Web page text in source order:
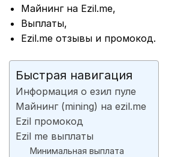
Майнинг на Ezil.me,
Выплаты,
Ezil.me отзывы и промокод.
Быстрая навигация
Информация о езил пуле
Майнинг (mining) на ezil.me
Ezil промокод
Ezil me выплаты
Минимальная выплата